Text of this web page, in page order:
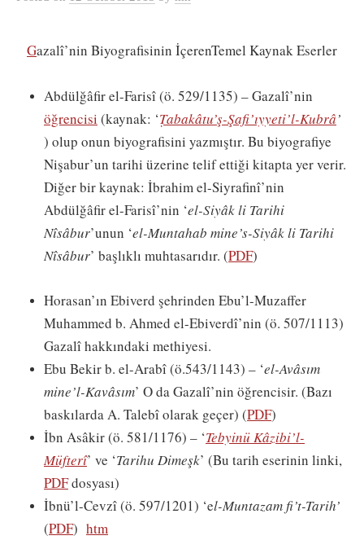
Gazalî’nin Biyografisinin İçerenTemel Kaynak Eserler
Abdülğâfir el-Farisî (ö. 529/1135) – Gazalî’nin
öğrencisi (kaynak: ‘Ṭabakâtu’ş-Şafi’ıyyeti’l-Kubrâ’
) olup onun biyografisini yazmıştır. Bu biyografiye
Nişabur’un tarihi üzerine telif ettiği kitapta yer verir.
Diğer bir kaynak: İbrahim el-Siyrafinî’nin
Abdülğâfir el-Farisî’nin ‘el-Siyâk li Tarihi
Nîsâbur’unun ‘el-Muntahab mine’s-Siyâk li Tarihi
Nîsâbur’ başlıklı muhtasarıdır. (PDF)
Horasan’ın Ebiverd şehrinden Ebu’l-Muzaffer
Muhammed b. Ahmed el-Ebiverdî’nin (ö. 507/1113)
Gazalî hakkındaki methiyesi.
Ebu Bekir b. el-Arabî (ö.543/1143) – ‘el-Avâsım
mine’l-Kavâsım’ O da Gazalî’nin öğrencisir. (Bazı
baskılarda A. Talebî olarak geçer) (PDF)
İbn Asâkir (ö. 581/1176) – ‘Tebyinü Kâzibi’l-
Müfterî’ ve ‘Tarihu Dimeşk’ (Bu tarih eserinin linki,
PDFdosyası)
İbnü’l-Cevzî (ö. 597/1201) ‘el-Muntazam fi’t-Tarih’
(PDF) htm